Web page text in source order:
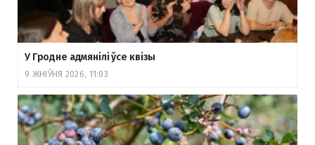
У Гродне адмянілі ўсе квізы
9 ЖНІЎНЯ 2026, 11:03